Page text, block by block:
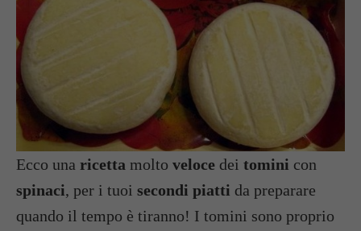
Ecco una ricetta molto veloce dei tomini con
spinaci, per i tuoi secondi piatti da preparare
quando il tempo è tiranno! I tomini sono proprio